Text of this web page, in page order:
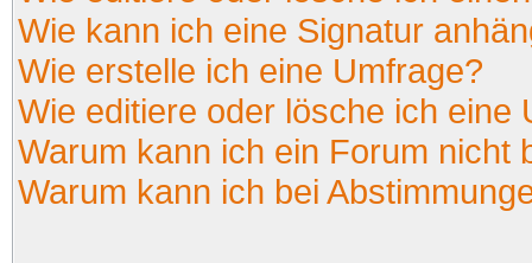
Wie kann ich eine Signatur
Wie erstelle ich eine Umfrage?
Wie editiere oder lösche ich eine
Warum kann ich ein Forum nicht
Warum kann ich bei